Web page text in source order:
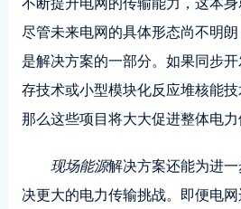
不断提升电网的传输能力，这本身
尽管未来电网的具体形态尚不明
是解决方案的一部分。如果同步
存技术或小型模块化反应堆核能技
那么这些项目将大大促进整体电力
现场能源解决方案还能为进
决更大的电力传输挑战。即便电